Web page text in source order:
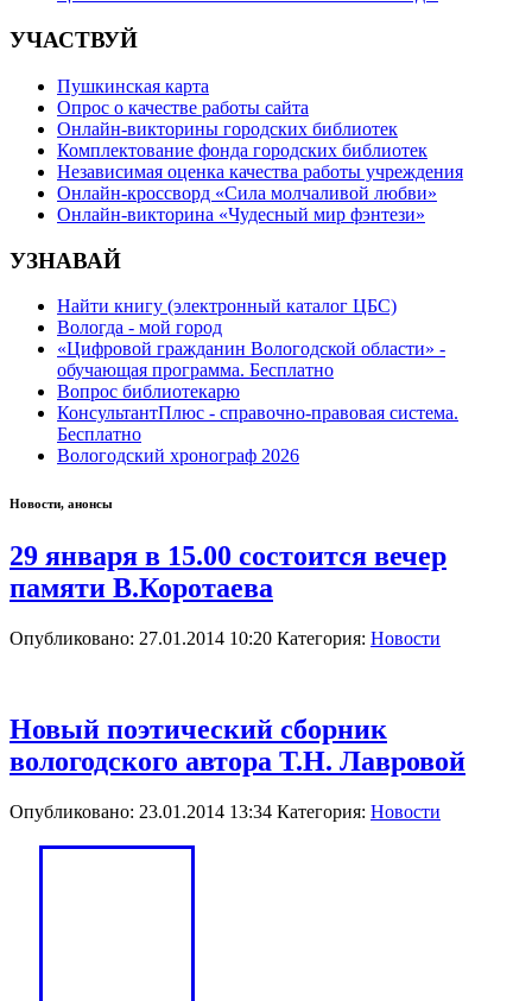
УЧАСТВУЙ
Пушкинская карта
Опрос о качестве работы сайта
Онлайн-викторины городских библиотек
Комплектование фонда городских библиотек
Независимая оценка качества работы учреждения
Онлайн-кроссворд «Сила молчаливой любви»
Онлайн-викторина «Чудесный мир фэнтези»
УЗНАВАЙ
Найти книгу (электронный каталог ЦБС)
Вологда - мой город
«Цифровой гражданин Вологодской области» -
обучающая программа. Бесплатно
Вопрос библиотекарю
КонсультантПлюс - справочно-правовая система.
Бесплатно
Вологодский хронограф 2026
Новости, анонсы
29 января в 15.00 состоится вечер
памяти В.Коротаева
Опубликовано: 27.01.2014 10:20 Категория: Новости
Новый поэтический сборник
вологодского автора Т.Н. Лавровой
Опубликовано: 23.01.2014 13:34 Категория: Новости